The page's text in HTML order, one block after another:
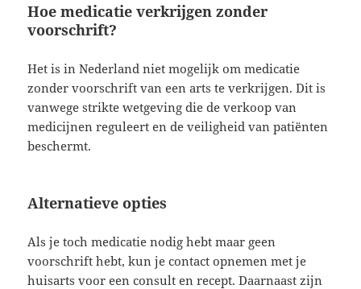
Hoe medicatie verkrijgen zonder
voorschrift?
Het is in Nederland niet mogelijk om medicatie
zonder voorschrift van een arts te verkrijgen. Dit is
vanwege strikte wetgeving die de verkoop van
medicijnen reguleert en de veiligheid van patiënten
beschermt.
Alternatieve opties
Als je toch medicatie nodig hebt maar geen
voorschrift hebt, kun je contact opnemen met je
huisarts voor een consult en recept. Daarnaast zijn